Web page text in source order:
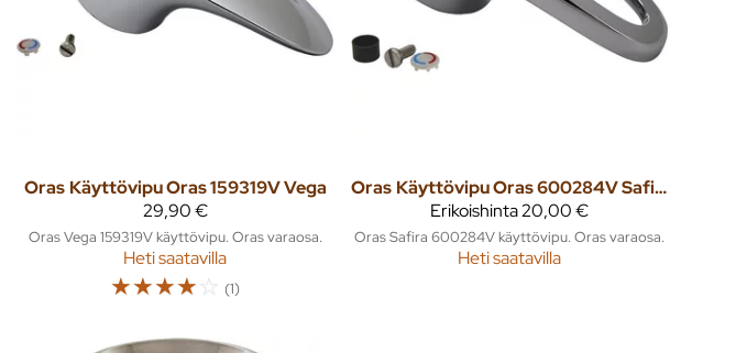
Oras Käyttövipu Oras 159319V Vega
29,90 €
Oras Vega 159319V käyttövipu. Oras varaosa.
Heti saatavilla
☆☆☆☆☆ (1)
Oras
Käyttövipu Oras 600284V Safira
Erikoishinta20,00 €
Oras Safira 600284V käyttövipu. Oras varaosa.
Heti saatavilla